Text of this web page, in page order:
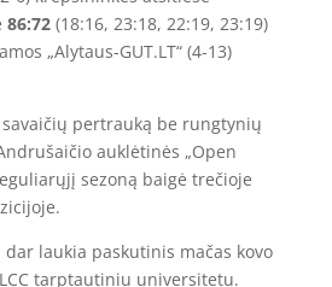
86:72(18:16, 23:18, 22:19, 23:19)
„Alytaus-GUT.LT“ (4-13)
pertrauką be rungtynių
auklėtinės „Open
sezoną baigė trečioje
dar laukia paskutinis mačas kovo
tarptautiniu universitetu.